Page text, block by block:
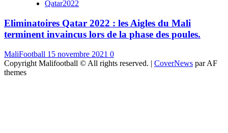
Qatar2022
Eliminatoires Qatar 2022 : les Aigles du Mali
terminent invaincus lors de la phase des poules.
MaliFootball 15 novembre 2021 0
Copyright Malifootball © All rights reserved. | CoverNews par AF
themes